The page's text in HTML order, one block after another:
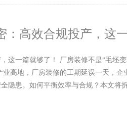
：高效合规投产，这
这一篇就够了！ 厂房装修不是“毛坯
高地，厂房装修的工期延误一天，企
隐患。如何平衡效率与合规？本文将